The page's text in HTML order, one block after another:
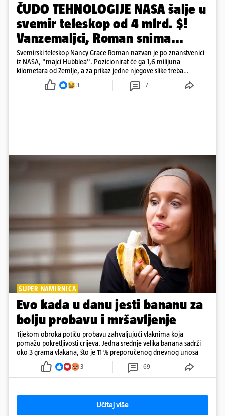
ČUDO TEHNOLOGIJE NASA šalje u
svemir teleskop od 4 mlrd. $!
Vanzemaljci, Roman snima...
Svemirski teleskop Nancy Grace Roman nazvan je po znanstvenici
iz NASA, "majci Hubblea". Pozicionirat će ga 1,6 milijuna
kilometara od Zemlje, a za prikaz jedne njegove slike treba
500.000 4K televizora
3 7
SUPER NAMIRNICA
Evo kada u danu jesti bananu za
bolju probavu i mršavljenje
Tijekom obroka potiču probavu zahvaljujući vlaknima koja
pomažu pokretljivosti crijeva. Jedna srednje velika banana sadrži
oko 3 grama vlakana, što je 11 % preporučenog dnevnog unosa
3 69
Učitaj više